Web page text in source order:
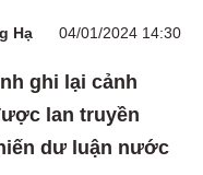
Hạ 04/01/2024 14:30
ghi lại cảnh
lan truyền
dư luận nước